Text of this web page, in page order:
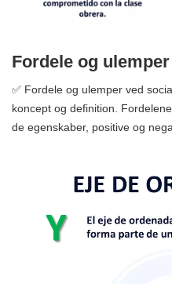
Fordele og
✅ Fordele og ulemper ved
koncept og definition.
de egenskaber, positive og